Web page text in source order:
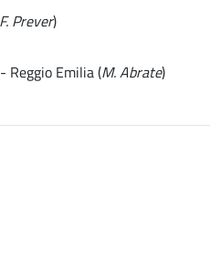
F. Prever)
Reggio Emilia (M. Abrate)